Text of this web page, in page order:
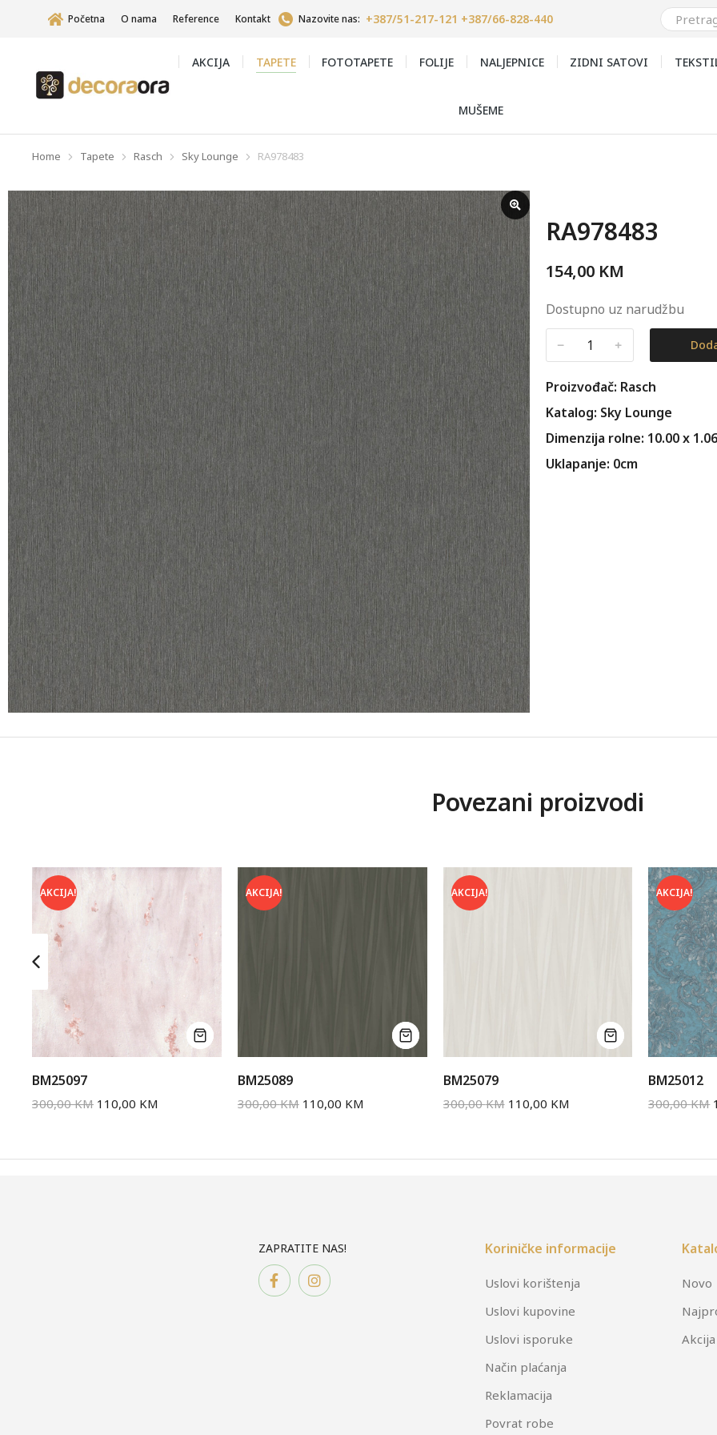
Početna O nama Reference Kontakt Nazovite nas: +387/51-217-121 +387/66-828-440
AKCIJA TAPETE FOTOTAPETE FOLIJE NALJEPNICE ZIDNI SATOVI
MUŠEME
You are here:
Home Tapete Rasch Sky Lounge RA978483
RA978483
154,00 KM
Dostupno uz narudžbu
﹣ ﹢
Proizvođač: Rasch
Katalog: Sky Lounge
Dimenzija rolne: 10.00 x
Uklapanje: 0cm
Povezani proizvodi
AKCIJA!
BM25097
300,00KM 110,00 KM
AKCIJA!
BM25089
300,00KM 110,00 KM
AKCIJA!
BM25079
300,00KM 110,00 KM
AKCIJA!
BM25012
300,00KM
ZAPRATITE NAS! Koriničke informacije
Uslovi korištenja
Uslovi kupovine
Uslovi isporuke
Način plaćanja
Reklamacija
Povrat robe
Novo
Akcija